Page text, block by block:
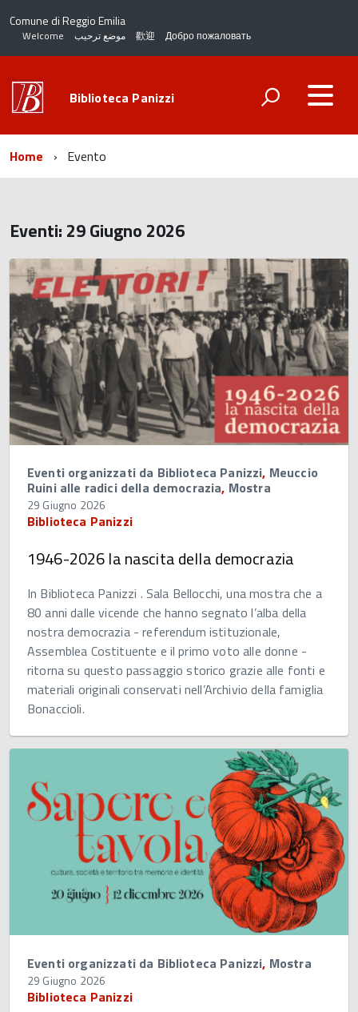
Comune di Reggio Emilia
Welcome موضع ترحيب 歡迎 Добро пожаловать
Biblioteca Panizzi
Home Evento
Eventi: 29 Giugno 2026
Eventi organizzati da Biblioteca Panizzi, Meuccio
Ruini alle radici della democrazia, Mostra
29 Giugno 2026
Biblioteca Panizzi
1946-2026 la nascita della democrazia
In Biblioteca Panizzi . Sala Bellocchi, una mostra che a
80 anni dalle vicende che hanno segnato l’alba della
nostra democrazia - referendum istituzionale,
Assemblea Costituente e il primo voto alle donne -
ritorna su questo passaggio storico grazie alle fonti e
materiali originali conservati nell’Archivio della famiglia
Bonaccioli.
Eventi organizzati da Biblioteca Panizzi, Mostra
29 Giugno 2026
Biblioteca Panizzi